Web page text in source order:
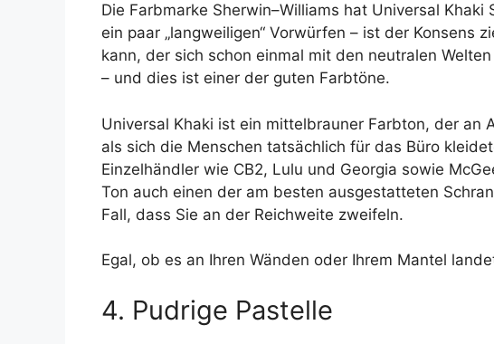
Die Farbmarke Sherwin–Williams hat Universal
ein paar „langweiligen“ Vorwürfen – ist der Konsens
kann, der sich schon einmal mit den neutralen
– und dies ist einer der guten Farbtöne.
Universal Khaki ist ein mittelbrauner Farbton, der
als sich die Menschen tatsächlich für das Büro
Einzelhändler wie CB2, Lulu und Georgia sowie
Ton auch einen der am besten ausgestatteten
Fall, dass Sie an der Reichweite zweifeln.
Egal, ob es an Ihren Wänden oder Ihrem Mantel
4. Pudrige Pastelle